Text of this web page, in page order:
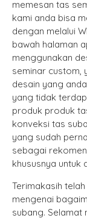
memesan tas
kami anda bisa
dengan melalui
bawah halaman
menggunakan
seminar custom,
desain yang
yang tidak
produk produk
konveksi tas
yang sudah
sebagai
khususnya untuk
Terimakasih
mengenai
subang. Selamat